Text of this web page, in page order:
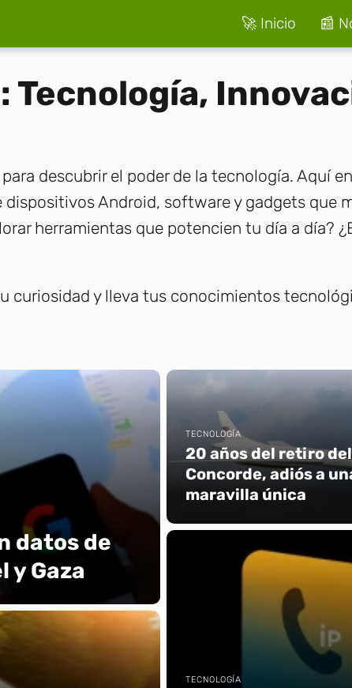
🚀 Inicio 📰
Tecnología,
descubrir el poder de la tecnología. Aquí
Android, software y gadgets que
herramientas que potencien tu día a día?
y lleva tus conocimientos
datos de
y Gaza
TECNOLOGÍA
20 años del retiro del
Concorde, adiós a
maravilla única
TECNOLOGÍA